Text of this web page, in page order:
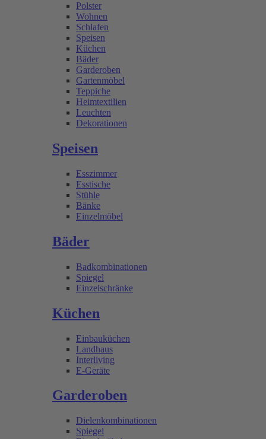
Polster
Wohnen
Schlafen
Speisen
Küchen
Bäder
Garderoben
Gartenmöbel
Teppiche
Heimtextilien
Leuchten
Dekorationen
Speisen
Esszimmer
Esstische
Stühle
Bänke
Einzelmöbel
Bäder
Badkombinationen
Spiegel
Einzelschränke
Küchen
Einbauküchen
Landhaus
Interliving
E-Geräte
Garderoben
Dielenkombinationen
Spiegel